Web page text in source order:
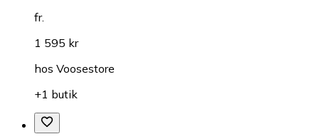
fr.
1 595 kr
hos Voosestore
+1 butik